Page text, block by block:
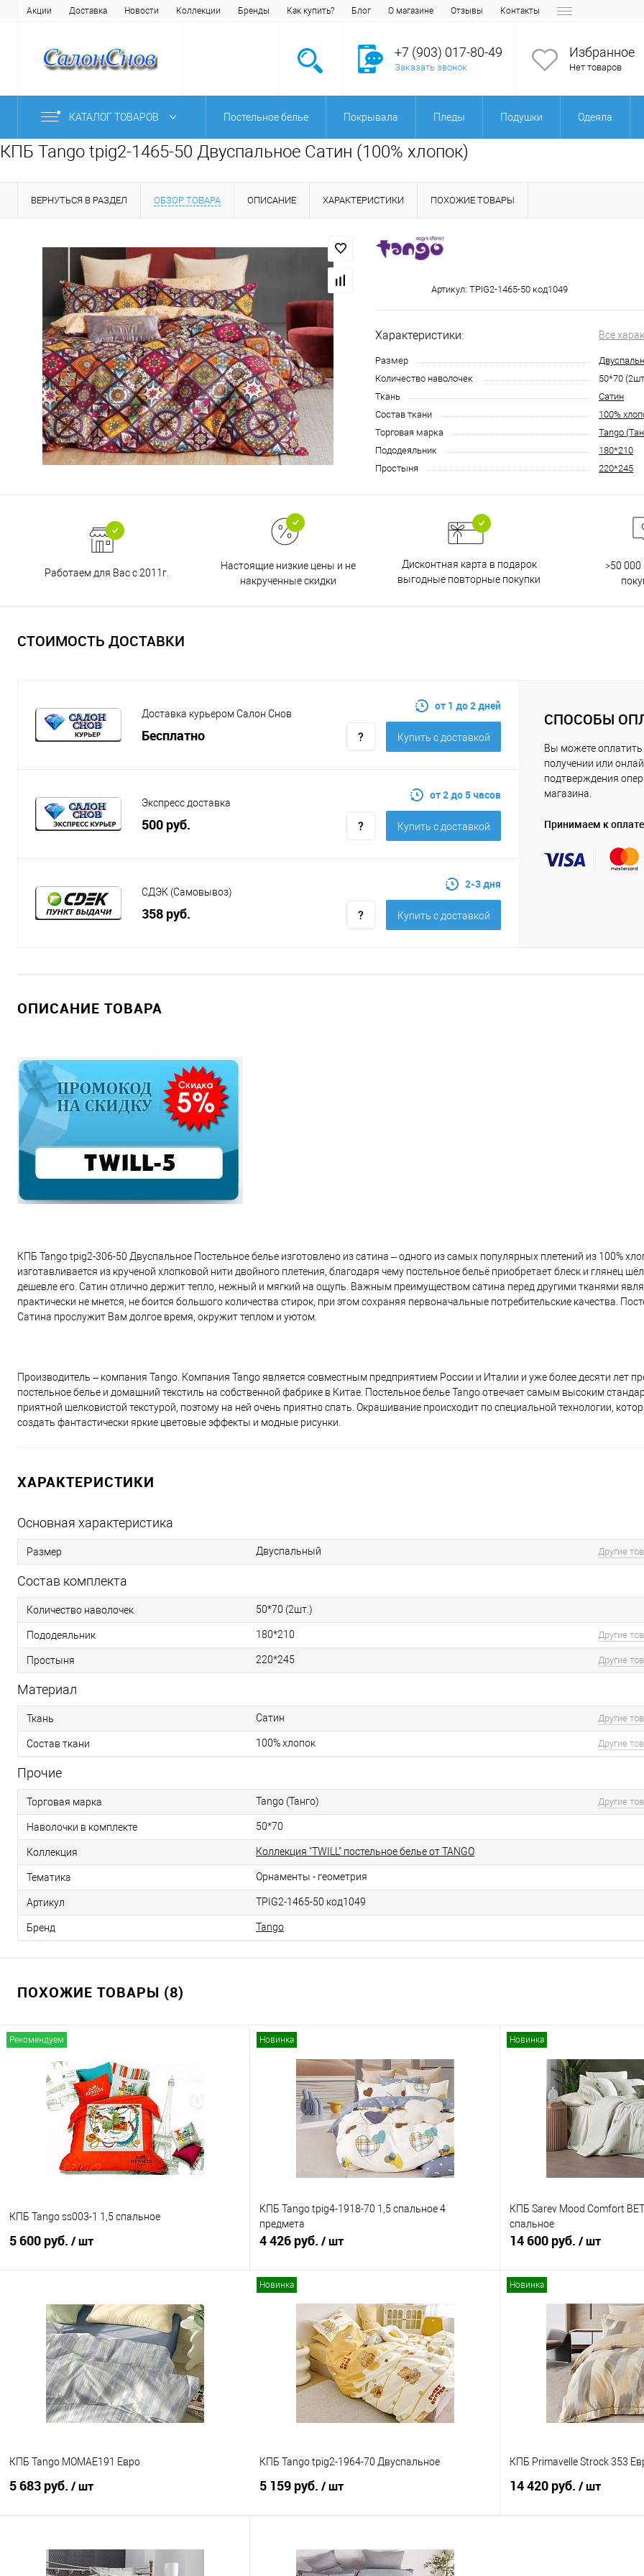
Акции Доставка Новости Коллекции Бренды Как купить? Блог О магазине Отзывы Контакты
+7 (903) 017-80-49
Заказать звонок
Избранное
Нет товаров
КАТАЛОГ ТОВАРОВ Постельное белье Покрывала Пледы Подушки Одеяла
КПБ Tango tpig2-1465-50 Двуспальное Сатин (100% хлопок)
ВЕРНУТЬСЯ В РАЗДЕЛ ОБЗОР ТОВАРА ОПИСАНИЕ ХАРАКТЕРИСТИКИ ПОХОЖИЕ ТОВАРЫ
Артикул: TPIG2-1465-50 код1049
Характеристики: Все
Размер
Количество наволочек
50*70
Ткань
Сатин
Состав ткани
100%
Торговая марка
Tango
Пододеяльник
180*210
Простыня
220*245
Работаем для Вас с 2011г.
Настоящие низкие цены и не
накрученные скидки
Дисконтная карта в подарок
выгодные повторные покупки
>50
СТОИМОСТЬ ДОСТАВКИ
Доставка курьером Салон Снов
Бесплатно
от 1 до 2 дней
Купить c доставкой
Экспресс доставка
500 руб.
от 2 до 5 часов
Купить c доставкой
СДЭК (Самовывоз)
358 руб.
2-3 дня
Купить c доставкой
СПОСОБЫ
Вы можете оплатить
получении или
подтверждения
магазина.
Принимаем к оплате
ОПИСАНИЕ ТОВАРА
КПБ Tango tpig2-306-50 Двуспальное Постельное белье изготовлено из сатина – одного из самых популярных плетений из 100%
изготавливается из крученой хлопковой нити двойного плетения, благодаря чему постельное бельё приобретает блеск и глянец
дешевле его. Сатин отлично держит тепло, нежный и мягкий на ощупь. Важным преимуществом сатина перед другими тканями
практически не мнется, не боится большого количества стирок, при этом сохраняя первоначальные потребительские качества.
Сатина прослужит Вам долгое время, окружит теплом и уютом.
Производитель – компания Tango. Компания Tango является совместным предприятием России и Италии и уже более десяти лет
постельное белье и домашний текстиль на собственной фабрике в Китае. Постельное белье Tango отвечает самым высоким
приятной шелковистой текстурой, поэтому на ней очень приятно спать. Окрашивание происходит по специальной технологии,
создать фантастически яркие цветовые эффекты и модные рисунки.
ХАРАКТЕРИСТИКИ
Основная характеристика
Размер Двуспальный Другие
Состав комплекта
Количество наволочек 50*70 (2шт.)
Пододеяльник 180*210 Другие
Простыня 220*245 Другие
Материал
Ткань Сатин Другие
Состав ткани 100% хлопок Другие
Прочие
Торговая марка Tango (Танго) Другие
Наволочки в комплекте 50*70
Коллекция Коллекция "TWILL" постельное белье от TANGO
Тематика Орнаменты - геометрия
Артикул TPIG2-1465-50 код1049
Бренд Tango
ПОХОЖИЕ ТОВАРЫ (8)
Рекомендуем
КПБ Tango ss003-1 1,5 спальное
5 600 руб. / шт
Купить в 1 клик
Сравнение
В избранное
В наличии
Новинка
КПБ Tango tpig4-1918-70 1,5 спальное 4
предмета
4 426 руб. / шт
Купить в 1 клик
Сравнение
В избранное
В наличии
Новинка
КПБ Sarev Mood Comfort
спальное
14 600 руб. / шт
Купить в 1 клик
В избранное
КПБ Tango MOMAE191 Евро
5 683 руб. / шт
Новинка
КПБ Tango tpig2-1964-70 Двуспальное
5 159 руб. / шт
Новинка
КПБ Primavelle Strock 353
14 420 руб. / шт